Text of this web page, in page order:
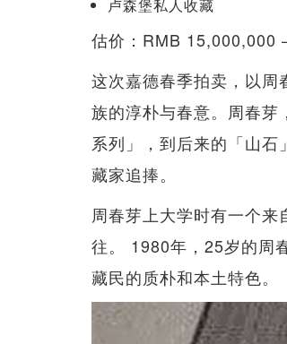
卢森堡私人收藏
估价：RMB 15,000,000
这次嘉德春季拍卖，以
族的淳朴与春意。周春
系列」，到后来的「山
藏家追捧。
周春芽上大学时有一个
往。 1980年，25岁的周
藏民的质朴和本土特色。